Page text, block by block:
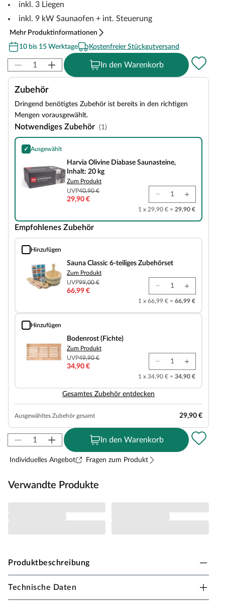
inkl. 3 Liegen
inkl. 9 kW Saunaofen + int. Steuerung
Mehr Produktinformationen
10 bis 15 Werktage
Kostenfreier Stückgutversand
In den Warenkorb
Zubehör
Dringend benötigtes Zubehör ist bereits in den richtigen
Mengen vorausgewählt.
Notwendiges Zubehör (1)
✓ Ausgewählt
Harvia Olivine Diabase Saunasteine, Inhalt: 20 kg
Harvia Olivine Diabase Saunasteine,
Inhalt: 20 kg
Zum Produkt
UVP40,90 €
29,90 €
1 x 29,90 € = 29,90 €
Empfohlenes Zubehör
Hinzufügen
Sauna Classic 6-teiliges Zubehörset
Sauna Classic 6-teiliges Zubehörset
Zum Produkt
UVP99,00 €
66,99 €
1 x 66,99 € = 66,99 €
Hinzufügen
Bodenrost (Fichte)
Bodenrost (Fichte)
Zum Produkt
UVP49,90 €
34,90 €
1 x 34,90 € = 34,90 €
Gesamtes Zubehör entdecken
Ausgewähltes Zubehör gesamt 29,90 €
In den Warenkorb
Individuelles Angebot Fragen zum Produkt
Verwandte Produkte
Produktbeschreibung
Karibu Innensauna Rodin in Systembauweise für 2-
3 Personen
Technische Daten